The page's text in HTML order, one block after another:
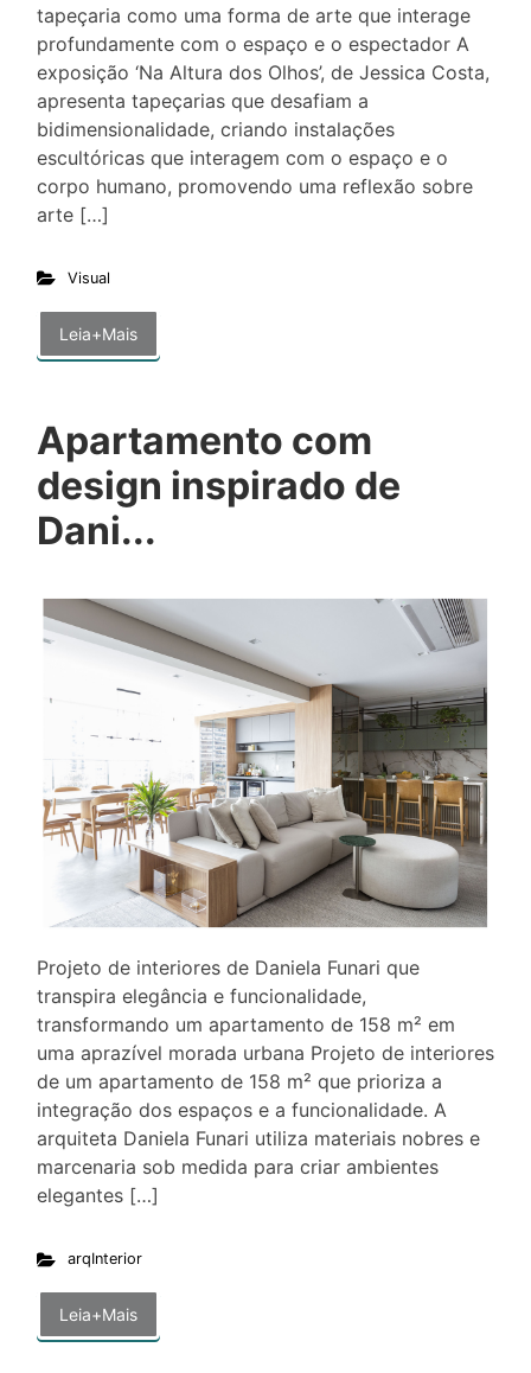
tapeçaria como uma forma de arte que interage
profundamente com o espaço e o espectador A
exposição ‘Na Altura dos Olhos’, de Jessica Costa,
apresenta tapeçarias que desafiam a
bidimensionalidade, criando instalações
escultóricas que interagem com o espaço e o
corpo humano, promovendo uma reflexão sobre
arte […]
Visual
Leia+Mais
Apartamento com
design inspirado de
Dani...
Projeto de interiores de Daniela Funari que
transpira elegância e funcionalidade,
transformando um apartamento de 158 m² em
uma aprazível morada urbana Projeto de interiores
de um apartamento de 158 m² que prioriza a
integração dos espaços e a funcionalidade. A
arquiteta Daniela Funari utiliza materiais nobres e
marcenaria sob medida para criar ambientes
elegantes […]
arqInterior
Leia+Mais